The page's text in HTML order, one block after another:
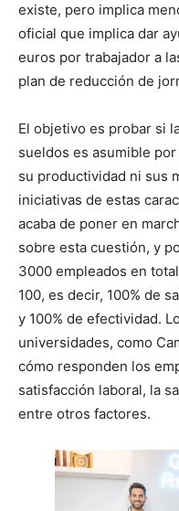
existe, pero implica
oficial que implica dar
euros por trabajador a
plan de reducción de
El objetivo es probar si
sueldos es asumible
su productividad ni sus
iniciativas de estas
acaba de poner en
sobre esta cuestión, y
3000 empleados en
100, es decir, 100% de
y 100% de efectividad.
universidades, como
cómo responden los
satisfacción laboral, la
entre otros factores.